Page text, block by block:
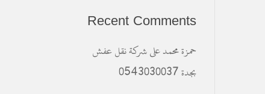
Recent Comments
حمزة محمدعلىشركة نقل عفش
بجدة 0543030037